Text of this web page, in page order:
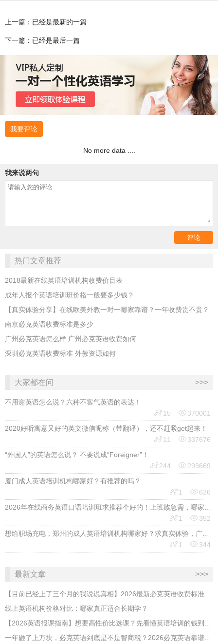
上一篇：已经是最新的一篇
下一篇：已经是最后一篇
我要评论
No more data ....
我来说两句
热门文章推荐
2018最新在线英语培训机构收费价目表
成年人报个英语培训班价格一般要多少钱？
【真实体验分享】在线欧美外教一对一哪家靠谱？一年收费贵不贵？
南京必克英语收费标准是多少
广州必克英语怎么样 广州必克英语收费如何
深圳必克英语收费标准 外教资源如何
大家都在问 >>>
不用谢英语怎么说？六种不客气英语的表达！
15 370001
2020好听寓意又好的英文微信昵称（带翻译），还不赶紧get起来！
11 337676
“外国人”的英语怎么说？ 不要说成“Foreigner”！
244 293669
厦门成人英语培训机构哪家好？有推荐的吗？
1 626
2026年在线商务英语口语培训班求推荐个好的！上班族急需，哪家好？
1 352
想给职场充电，郑州的成人英语培训机构哪家好？求真实体验，广告勿扰，感谢！
1 344
最新文章 >>>
【目前已经上了三个月的我说说真相】2026最新必克英语收费标准多少？靠谱吗？有坑吗？
线上英语机构价格对比：哪家真正适合长期学？
【2026英语报课指南】想要高性价比选课？先看懂英语培训的钱到底花在哪
​一年砸了上万块，必克英语到底是不是智商税？2026必克英语靠谱吗？有没有效果？